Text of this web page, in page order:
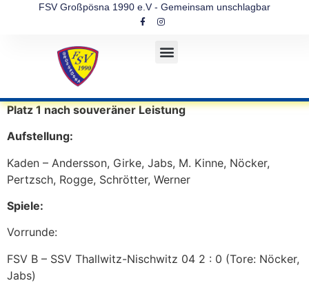
FSV Großpösna 1990 e.V - Gemeinsam unschlagbar
Platz 1 nach souveräner Leistung
Aufstellung:
Kaden – Andersson, Girke, Jabs, M. Kinne, Nöcker,
Pertzsch, Rogge, Schrötter, Werner
Spiele:
Vorrunde:
FSV B – SSV Thallwitz-Nischwitz 04 2 : 0 (Tore: Nöcker,
Jabs)